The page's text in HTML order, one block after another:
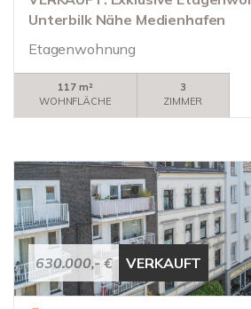
Unterbilk Nähe Medienhafen
Etagenwohnung
117 m²
WOHNFLÄCHE
3
ZIMMER
630.000,- € VERKAUFT